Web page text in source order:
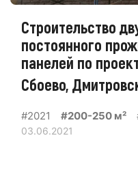
Строительство
постоянного
панелей по
Сбоево,
#2021 #200-250 м²
03.06.2021